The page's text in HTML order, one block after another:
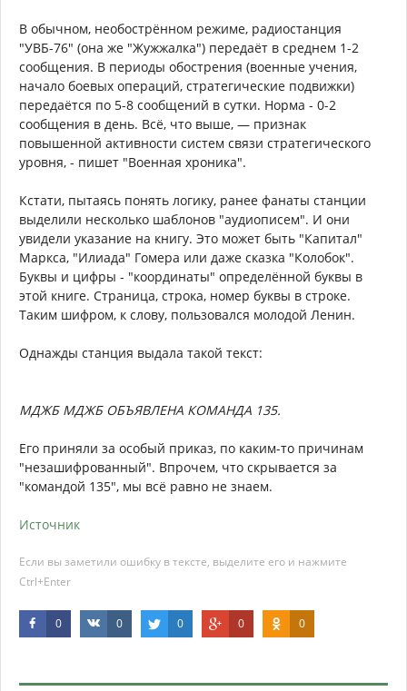
В обычном, необострённом режиме, радиостанция
"УВБ-76" (она же "Жужжалка") передаёт в среднем 1-2
сообщения. В периоды обострения (военные учения,
начало боевых операций, стратегические подвижки)
передаётся по 5-8 сообщений в сутки. Норма - 0-2
сообщения в день. Всё, что выше, — признак
повышенной активности систем связи стратегического
уровня, - пишет "Военная хроника".
Кстати, пытаясь понять логику, ранее фанаты станции
выделили несколько шаблонов "аудиописем". И они
увидели указание на книгу. Это может быть "Капитал"
Маркса, "Илиада" Гомера или даже сказка "Колобок".
Буквы и цифры - "координаты" определённой буквы в
этой книге. Страница, строка, номер буквы в строке.
Таким шифром, к слову, пользовался молодой Ленин.
Однажды станция выдала такой текст:
МДЖБ МДЖБ ОБЪЯВЛЕНА КОМАНДА 135.
Его приняли за особый приказ, по каким-то причинам
"незашифрованный". Впрочем, что скрывается за
"командой 135", мы всё равно не знаем.
Источник
Если вы заметили ошибку в тексте, выделите его и нажмите
Ctrl+Enter
0 0 0 0 0